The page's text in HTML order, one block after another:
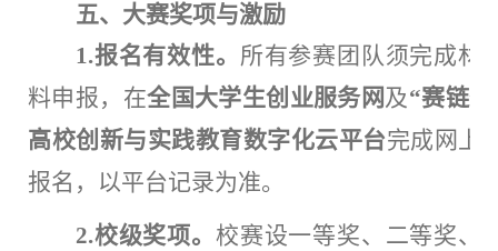
五、大赛奖项与激励
1.报名有效性。 所有参赛团队须完成材
料申报，在全国大学生创业服务网 及“赛链”
高校创新与实践教育数字化云平台完成网上
报名，以平台记录为准。
2.校级奖项。 校赛设一等奖、二等奖、